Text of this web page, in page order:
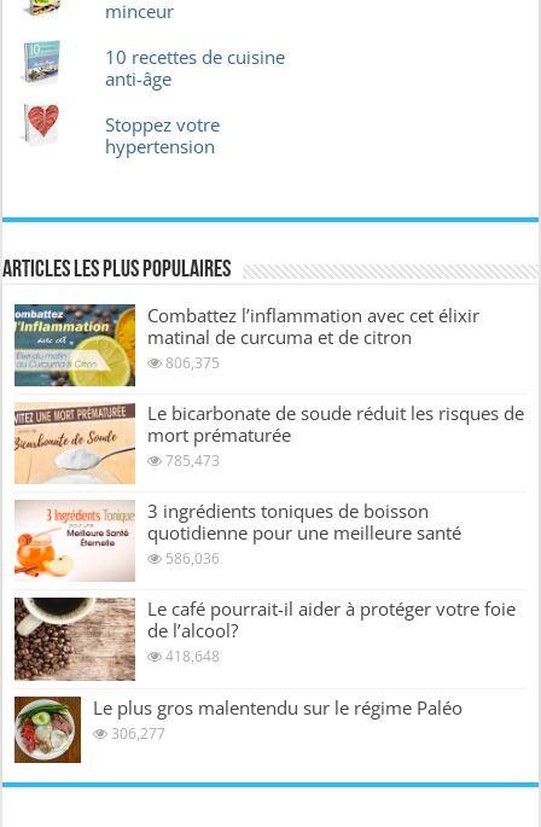
minceur
10 recettes de cuisine
anti-âge
Stoppez votre
hypertension
Articles les plus Populaires
Combattez l’inflammation avec cet élixir
matinal de curcuma et de citron
806,375
Le bicarbonate de soude réduit les risques de
mort prématurée
785,473
3 ingrédients toniques de boisson
quotidienne pour une meilleure santé
586,036
Le café pourrait-il aider à protéger votre foie
de l’alcool?
418,648
Le plus gros malentendu sur le régime Paléo
306,277